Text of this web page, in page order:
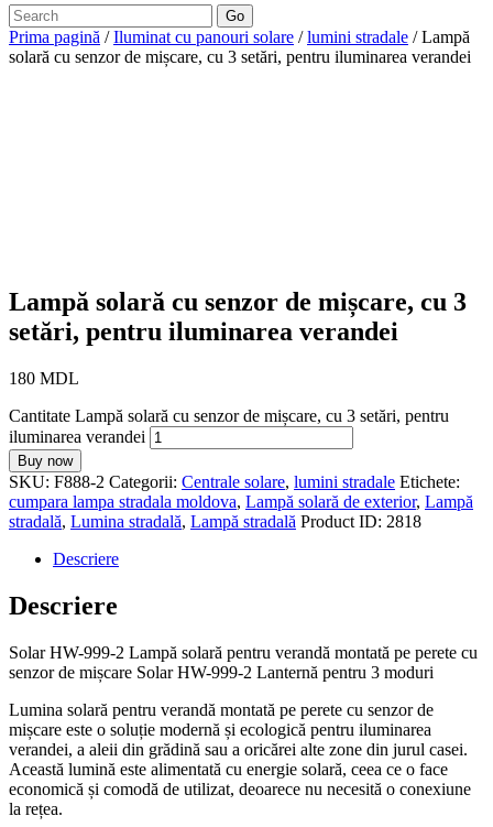
Go
Prima pagină /Iluminat cu panouri solare /lumini stradale / Lampă
solară cu senzor de mișcare, cu 3 setări, pentru iluminarea verandei
Lampă solară cu senzor de mișcare, cu 3
setări, pentru iluminarea verandei
180 MDL
Cantitate Lampă solară cu senzor de mișcare, cu 3 setări, pentru
iluminarea verandei
Buy now
SKU: F888-2 Categorii: Centrale solare, lumini stradale Etichete:
cumpara lampa stradala moldova, Lampă solară de exterior, Lampă
stradală, Lumina stradală, Lampă stradală Product ID: 2818
Descriere
Descriere
Solar HW-999-2 Lampă solară pentru verandă montată pe perete cu
senzor de mișcare Solar HW-999-2 Lanternă pentru 3 moduri
Lumina solară pentru verandă montată pe perete cu senzor de
mișcare este o soluție modernă și ecologică pentru iluminarea
verandei, a aleii din grădină sau a oricărei alte zone din jurul casei.
Această lumină este alimentată cu energie solară, ceea ce o face
economică și comodă de utilizat, deoarece nu necesită o conexiune
la rețea.